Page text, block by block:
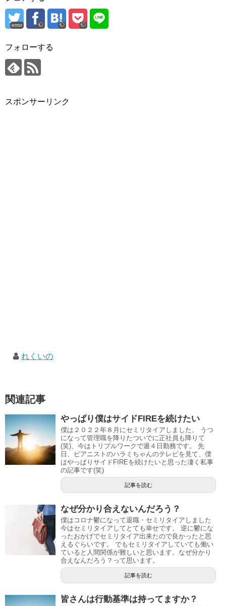
error
フォローする
スポンサーリンク
れくいの
関連記事
やっぱり僕はサイドFIREを続けたい
僕は２０２２年８月にセミリタイアしました。 うつ
になって管理職を降りたついでに正社員も降りて
(笑)、今はトリプルワークで週４日勤務です。 先
日、ピアニストのハラミちゃんのテレビを見て、僕
はやっぱりサイドFIREを続けたいと思った凄く私事
の記事です(笑)
記事を読む
なぜ分かり合えないんだろう？
僕はコロナ鬱になって退職・セミリタイアしました
今はセミリタイアしてとても幸せです。 逆に鬱にな
ったおかげでセミリタイア出来たので良かったと思
えるぐらいです。 でもセミリタイアしていても働い
ていると人間関係が難しいと思います。なぜ分かり
合えなんだろう？って思います。
記事を読む
皆さんは行動基準は持ってますか？